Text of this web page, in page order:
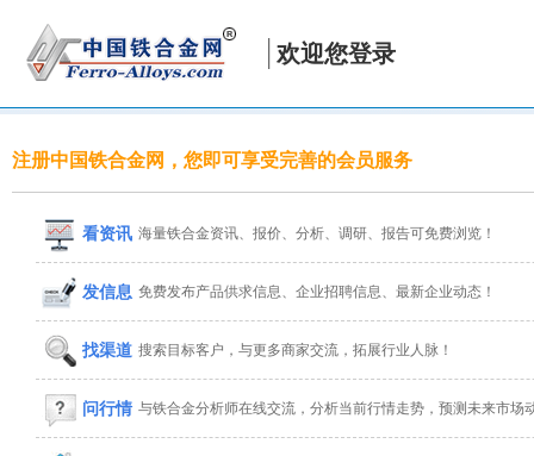
欢迎您登录
注册中国铁合金网，您即可享受完善的会员服务
看资讯 海量铁合金资讯、报价、分析、调研、报告可免费浏览！
发信息 免费发布产品供求信息、企业招聘信息、最新企业动态！
找渠道 搜索目标客户，与更多商家交流，拓展行业人脉！
问行情 与铁合金分析师在线交流，分析当前行情走势，预测未来市场